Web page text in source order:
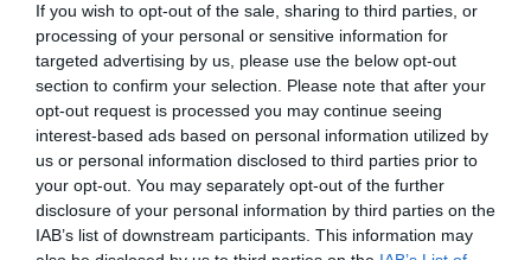
If you wish to opt-out of the sale, sharing to third parties, or
processing of your personal or sensitive information for
targeted advertising by us, please use the below opt-out
section to confirm your selection. Please note that after your
opt-out request is processed you may continue seeing
interest-based ads based on personal information utilized by
us or personal information disclosed to third parties prior to
your opt-out. You may separately opt-out of the further
disclosure of your personal information by third parties on the
IAB’s list of downstream participants. This information may
Σχεδιασμός & Ανάπτυξη Ιστοσελίδας για την
Checkengineservice.gr
Η Checkengineservice.gr είναι μία καινούργια
εταιρεία επισκευής μηχανών αυτοκινήτων. Η
εταιρεία Intros.gr κέρδισε σε…
Σχεδιασμός & υλοποίηση ιστοσελίδων